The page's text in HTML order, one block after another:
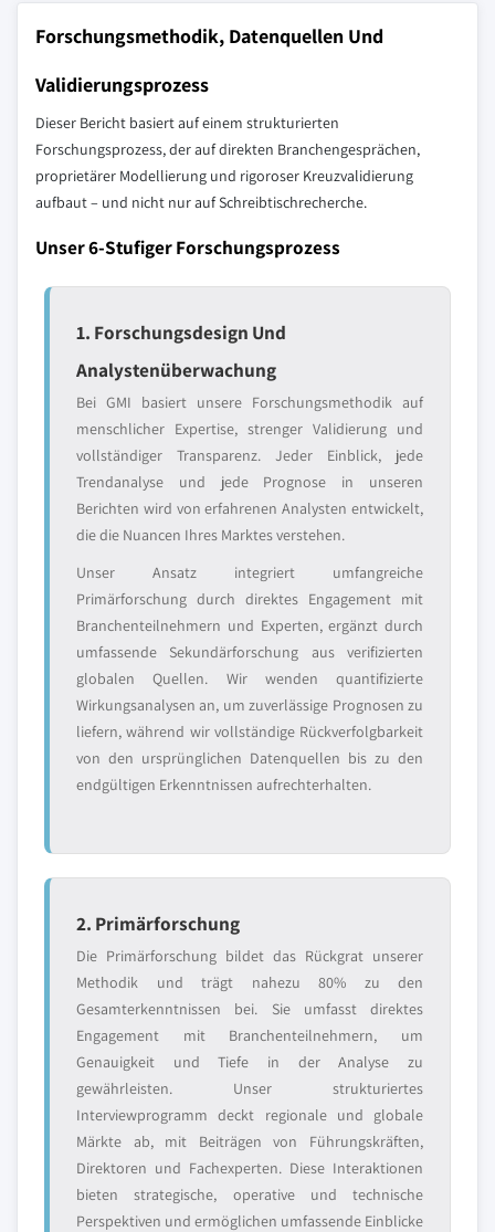
Forschungsmethodik, Datenquellen Und
Validierungsprozess
Dieser Bericht basiert auf einem strukturierten
Forschungsprozess, der auf direkten Branchengesprächen,
proprietärer Modellierung und rigoroser Kreuzvalidierung
aufbaut – und nicht nur auf Schreibtischrecherche.
Unser 6-Stufiger Forschungsprozess
1. Forschungsdesign Und
Analystenüberwachung
Bei GMI basiert unsere Forschungsmethodik auf
menschlicher Expertise, strenger Validierung und
vollständiger Transparenz. Jeder Einblick, jede
Trendanalyse und jede Prognose in unseren
Berichten wird von erfahrenen Analysten entwickelt,
die die Nuancen Ihres Marktes verstehen.
Unser Ansatz integriert umfangreiche
Primärforschung durch direktes Engagement mit
Branchenteilnehmern und Experten, ergänzt durch
umfassende Sekundärforschung aus verifizierten
globalen Quellen. Wir wenden quantifizierte
Wirkungsanalysen an, um zuverlässige Prognosen zu
liefern, während wir vollständige Rückverfolgbarkeit
von den ursprünglichen Datenquellen bis zu den
endgültigen Erkenntnissen aufrechterhalten.
2. Primärforschung
Die Primärforschung bildet das Rückgrat unserer
Methodik und trägt nahezu 80% zu den
Gesamterkenntnissen bei. Sie umfasst direktes
Engagement mit Branchenteilnehmern, um
Genauigkeit und Tiefe in der Analyse zu
gewährleisten. Unser strukturiertes
Interviewprogramm deckt regionale und globale
Märkte ab, mit Beiträgen von Führungskräften,
Direktoren und Fachexperten. Diese Interaktionen
bieten strategische, operative und technische
Perspektiven und ermöglichen umfassende Einblicke